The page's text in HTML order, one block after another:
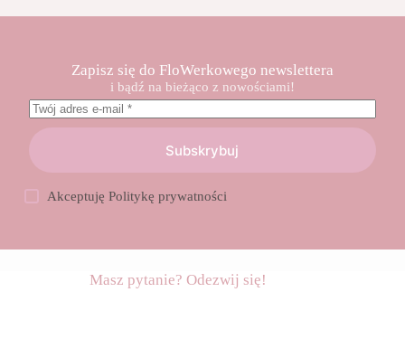
Zapisz się do FloWerkowego newslettera
i bądź na bieżąco z nowościami!
Subskrybuj
AkceptujęPolitykę prywatności
Masz pytanie? Odezwij się!